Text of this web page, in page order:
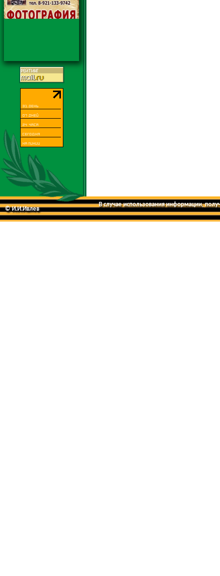
© И.И.Ивлев
В случае использования информации,